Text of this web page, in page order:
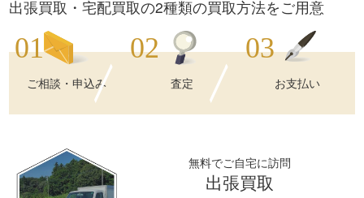
出張買取・宅配買取の2種類の買取方法をご用意
ご相談・申込み 査定 お支払い
無料でご自宅に訪問
出張買取